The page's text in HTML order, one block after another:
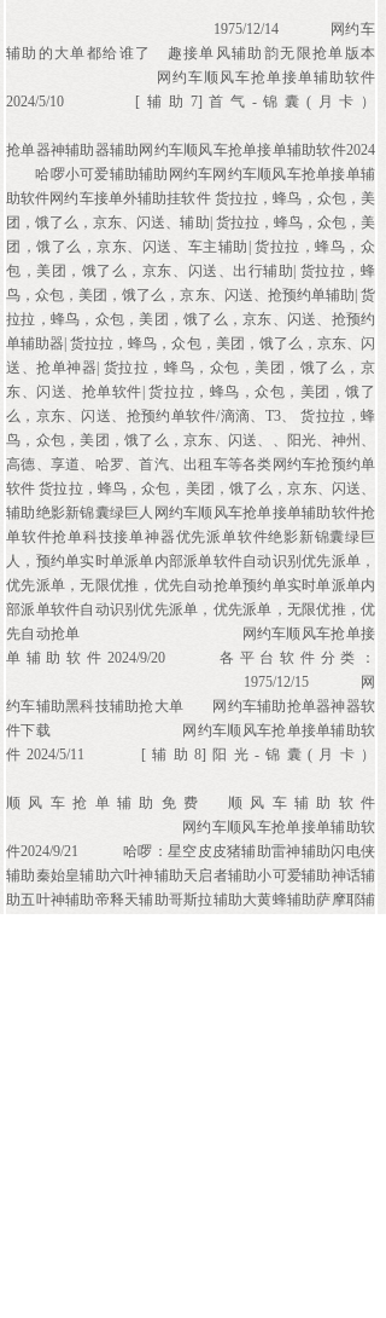
1975/12/14
网约车
辅助的大单都给谁了
趣接单风辅助韵无限抢单版本
网约车顺风车抢单接单辅助软件
2024/5/10
[辅助7]首气-锦囊(月卡）
抢单器神辅助器辅助网约车顺风车抢单接单辅助软件2024
哈啰小可爱辅助辅助网约车网约车顺风车抢单接单辅
助软件网约车接单外辅助挂软件 货拉拉，蜂鸟，众包，美
团，饿了么，京东、闪送、辅助| 货拉拉，蜂鸟，众包，美
团，饿了么，京东、闪送、车主辅助| 货拉拉，蜂鸟，众
包，美团，饿了么，京东、闪送、出行辅助| 货拉拉，蜂
鸟，众包，美团，饿了么，京东、闪送、抢预约单辅助| 货
拉拉，蜂鸟，众包，美团，饿了么，京东、闪送、抢预约
单辅助器| 货拉拉，蜂鸟，众包，美团，饿了么，京东、闪
送、抢单神器| 货拉拉，蜂鸟，众包，美团，饿了么，京
东、闪送、抢单软件| 货拉拉，蜂鸟，众包，美团，饿了
么，京东、闪送、抢预约单软件/滴滴、T3、 货拉拉，蜂
鸟，众包，美团，饿了么，京东、闪送、、阳光、神州、
高德、享道、哈罗、首汽、出租车等各类网约车抢预约单
软件 货拉拉，蜂鸟，众包，美团，饿了么，京东、闪送、
辅助绝影新锦囊绿巨人网约车顺风车抢单接单辅助软件抢
单软件抢单科技接单神器优先派单软件绝影新锦囊绿巨
人，预约单实时单派单内部派单软件自动识别优先派单，
优先派单，无限优推，优先自动抢单预约单实时单派单内
部派单软件自动识别优先派单，优先派单，无限优推，优
先自动抢单
网约车顺风车抢单接
单辅助软件2024/9/20
各平台软件分类：
1975/12/15
网
约车辅助黑科技辅助抢大单
网约车辅助抢单器神器软
件下载
网约车顺风车抢单接单辅助软
件2024/5/11
[辅助8]阳光-锦囊(月卡）
顺风车抢单辅助免费
顺风车辅助软件
网约车顺风车抢单接单辅助软
件2024/9/21
哈啰：星空皮皮猪辅助雷神辅助闪电侠
辅助秦始皇辅助六叶神辅助天启者辅助小可爱辅助神话辅
助五叶神辅助帝释天辅助哥斯拉辅助大黄蜂辅助萨摩耶辅